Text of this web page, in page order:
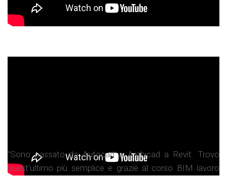
"Sono passato da Autocad a Archicad a Revit. Trovo
quest'ultimo più semplice e grazie al corso BIM lavoro